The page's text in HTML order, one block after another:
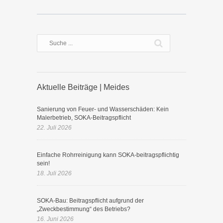
Aktuelle Beiträge | Meides
Sanierung von Feuer- und Wasserschäden: Kein
Malerbetrieb, SOKA-Beitragspflicht
22. Juli 2026
Einfache Rohrreinigung kann SOKA-beitragspflichtig
sein!
18. Juli 2026
SOKA-Bau: Beitragspflicht aufgrund der
„Zweckbestimmung“ des Betriebs?
16. Juni 2026